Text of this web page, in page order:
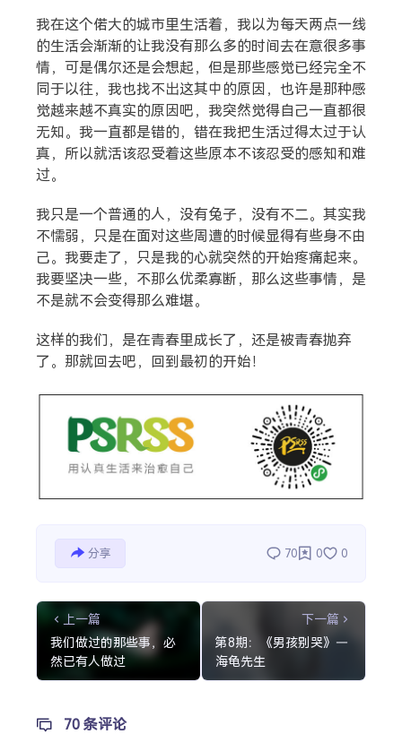
热门分类
生活 音乐 微博 故事 杂志
摄影
我在这个偌大的城市里生活着，我以为每天两点一线
的生活会渐渐的让我没有那么多的时间去在意很多事
情，可是偶尔还是会想起，但是那些感觉已经完全不
同于以往，我也找不出这其中的原因，也许是那种感
觉越来越不真实的原因吧，我突然觉得自己一直都很
无知。我一直都是错的，错在我把生活过得太过于认
真，所以就活该忍受着这些原本不该忍受的感知和难
过。
我只是一个普通的人，没有兔子，没有不二。其实我
不懦弱，只是在面对这些周遭的时候显得有些身不由
己。我要走了，只是我的心就突然的开始疼痛起来。
我要坚决一些，不那么优柔寡断，那么这些事情，是
不是就不会变得那么难堪。
这样的我们，是在青春里成长了，还是被青春抛弃
了。那就回去吧，回到最初的开始！
分享 70 0 0
上一篇
我们做过的那些事，必
然已有人做过
下一篇
第8期：《男孩别哭》—
海龟先生
70 条评论